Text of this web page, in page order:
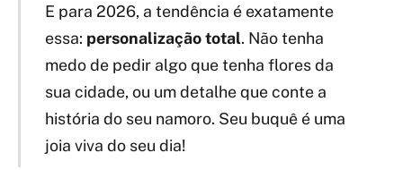
E para 2026, a tendência é exatamente
essa: personalização total. Não tenha
medo de pedir algo que tenha flores da
sua cidade, ou um detalhe que conte a
história do seu namoro. Seu buquê é uma
joia viva do seu dia!